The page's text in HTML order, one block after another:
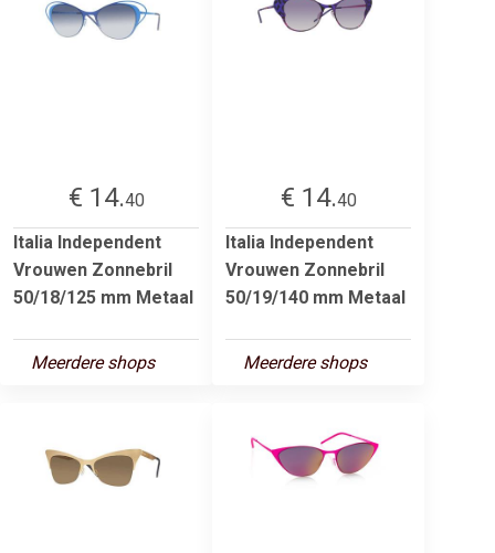
€ 14.40
Italia Independent
Vrouwen Zonnebril
50/18/125 mm Metaal
Meerdere shops
€ 14.40
Italia Independent
Vrouwen Zonnebril
50/19/140 mm Metaal
Meerdere shops